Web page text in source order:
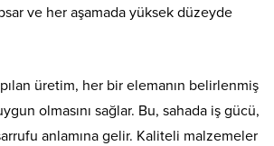
ve her aşamada yüksek düzeyde
üretim, her bir elemanın belirlenmiş
olmasını sağlar. Bu, sahada iş gücü,
anlamına gelir. Kaliteli malzemeler